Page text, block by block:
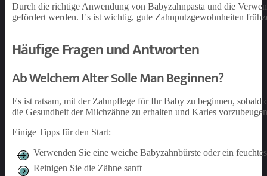
Durch die richtige Anwendung von Babyzahnpasta und die
gefördert werden. Es ist wichtig, gute Zahnputzgewohnheiten
Häufige Fragen und Antworten
Ab Welchem Alter Solle Man Beginnen?
Es ist ratsam, mit der Zahnpflege für Ihr Baby zu beginnen,
die Gesundheit der Milchzähne zu erhalten und Karies
Einige Tipps für den Start:
Verwenden Sie eine weiche Babyzahnbürste oder ein
Reinigen Sie die Zähne sanft